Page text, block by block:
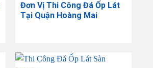
Đơn Vị Thi Công Đá Ốp Lát
Tại Quận Hoàng Mai